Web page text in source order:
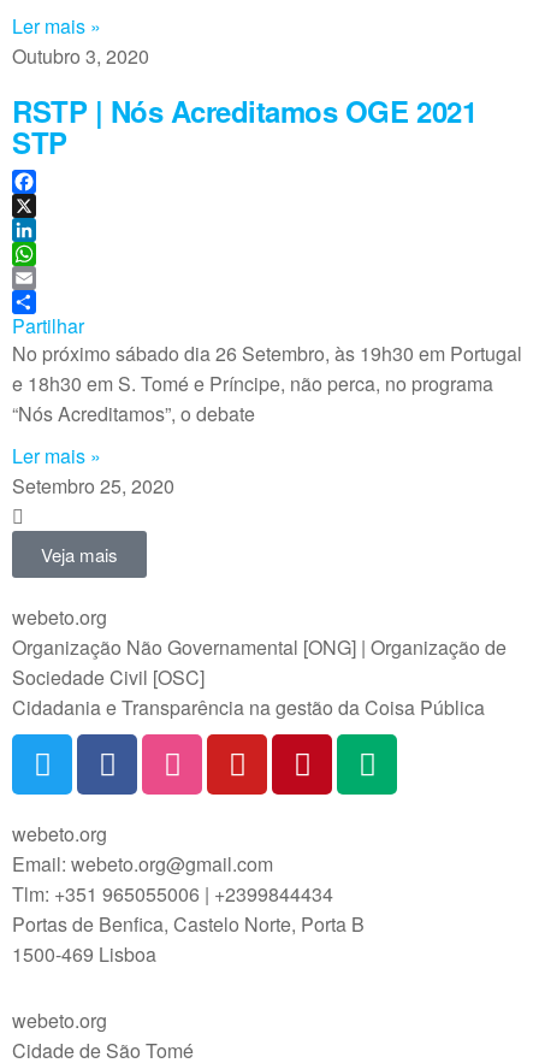
Ler mais »
Outubro 3, 2020
RSTP | Nós Acreditamos OGE 2021
STP
F
a
c
e
b
o
o
k
X
L
i
n
k
e
d
I
n
W
h
a
t
s
A
p
p
E
m
a
i
l
Partilhar
No próximo sábado dia 26 Setembro, às 19h30 em Portugal
e 18h30 em S. Tomé e Príncipe, não perca, no programa
“Nós Acreditamos”, o debate
Ler mais »
Setembro 25, 2020
Veja mais
webeto.org
Organização Não Governamental [ONG] | Organização de
Sociedade Civil [OSC]
Cidadania e Transparência na gestão da Coisa Pública
webeto.org
Email: webeto.org@gmail.com
Tlm: +351 965055006 | +2399844434
Portas de Benfica, Castelo Norte, Porta B
1500-469 Lisboa
webeto.org
Cidade de São Tomé